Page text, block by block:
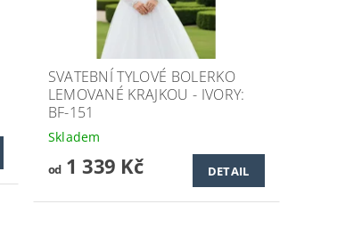
SVATEBNÍ TYLOVÉ BOLERKO
LEMOVANÉ KRAJKOU - IVORY:
BF-151
Skladem
od1 339 Kč DETAIL